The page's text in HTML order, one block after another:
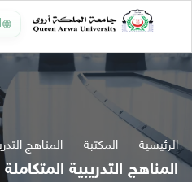
الرئيسية المكتبة المناهج
المناهج التدريبية المتكاملة